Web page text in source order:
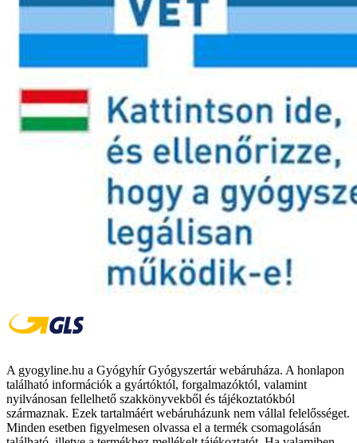
A gyogyline.hu a Gyógyhír Gyógyszertár webáruháza. A honlapon
található információk a gyártóktól, forgalmazóktól, valamint
nyilvánosan fellelhető szakkönyvekből és tájékoztatókból
származnak. Ezek tartalmáért webáruházunk nem vállal felelősséget.
Minden esetben figyelmesen olvassa el a termék csomagolásán